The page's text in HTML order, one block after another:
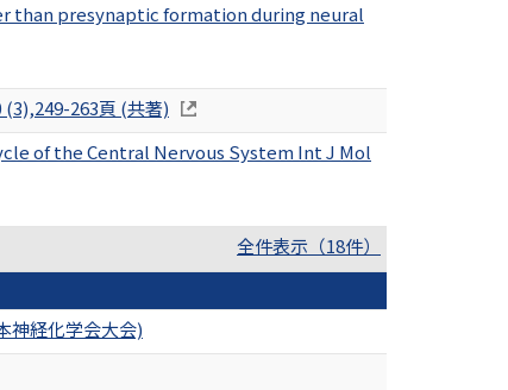
than presynaptic formation during neural
263頁 (共著)
of the Central Nervous System Int J Mol
全件表示（18件）
経化学会大会)